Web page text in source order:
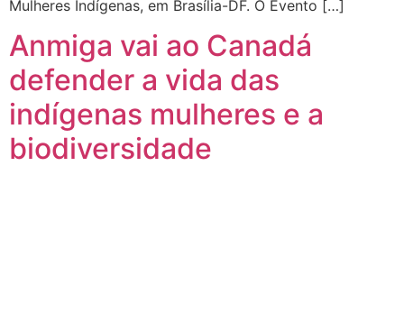
Mulheres Indígenas, em Brasília-DF. O Evento […]
Anmiga vai ao Canadá
defender a vida das
indígenas mulheres e a
biodiversidade